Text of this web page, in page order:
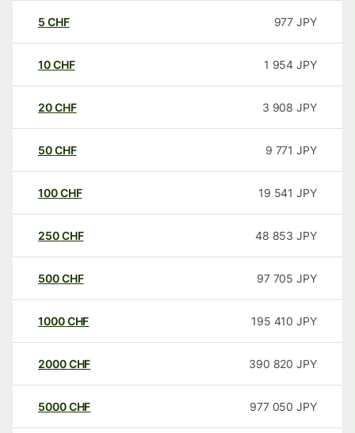
5 CHF 977 JPY
10CHF 1 954 JPY
20CHF 3 908 JPY
50CHF 9 771 JPY
100CHF 19 541 JPY
250CHF 48 853 JPY
500CHF 97 705 JPY
1000CHF 195 410 JPY
2000CHF 390 820 JPY
5000CHF 977 050 JPY